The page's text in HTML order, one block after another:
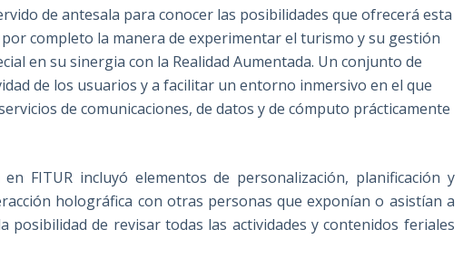
de antesala para conocer las posibilidades que ofrecerá esta
completo la manera de experimentar el turismo y su gestión
en su sinergia con la Realidad Aumentada. Un conjunto de
de los usuarios y a facilitar un entorno inmersivo en el que
de comunicaciones, de datos y de cómputo prácticamente
FITUR incluyó elementos de personalización, planificación y
holográfica con otras personas que exponían o asistían a
posibilidad de revisar todas las actividades y contenidos feriales